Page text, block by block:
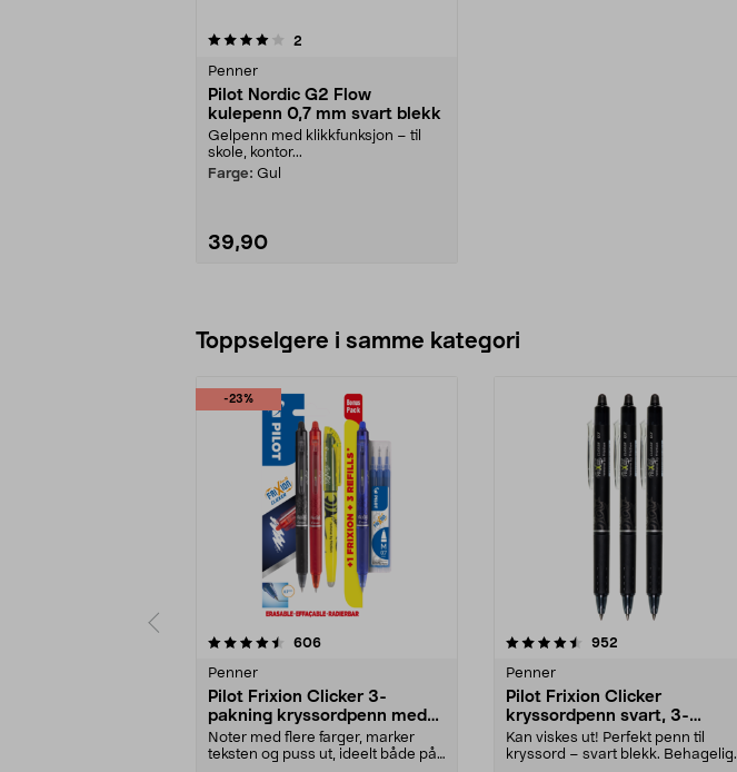
2
Penner
Pilot Nordic G2 Flow
kulepenn 0,7 mm svart blekk
Gelpenn med klikkfunksjon – til
skole, kontor...
Farge: Gul
39,90
Toppselgere i samme kategori
-23%
606anmeldelser
Penner
Pilot Frixion Clicker 3-
pakning kryssordpenn med
refill og markeringstusj
Noter med flere farger, marker
teksten og puss ut, ideelt både på
4.5 av 5 stjerner 952
Penner
Pilot Frixion Clicker
kryssordpenn svart, 3-
pakning
Kan viskes ut! Perfekt penn til
kryssord – svart blekk. Behagelig,
3.5 av 5 stjerner